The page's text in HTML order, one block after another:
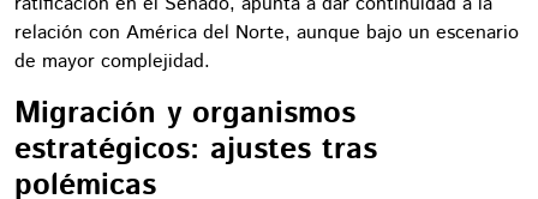
relación con América del Norte, aunque bajo un escenario
de mayor complejidad.
Migración y organismos
estratégicos: ajustes tras
polémicas